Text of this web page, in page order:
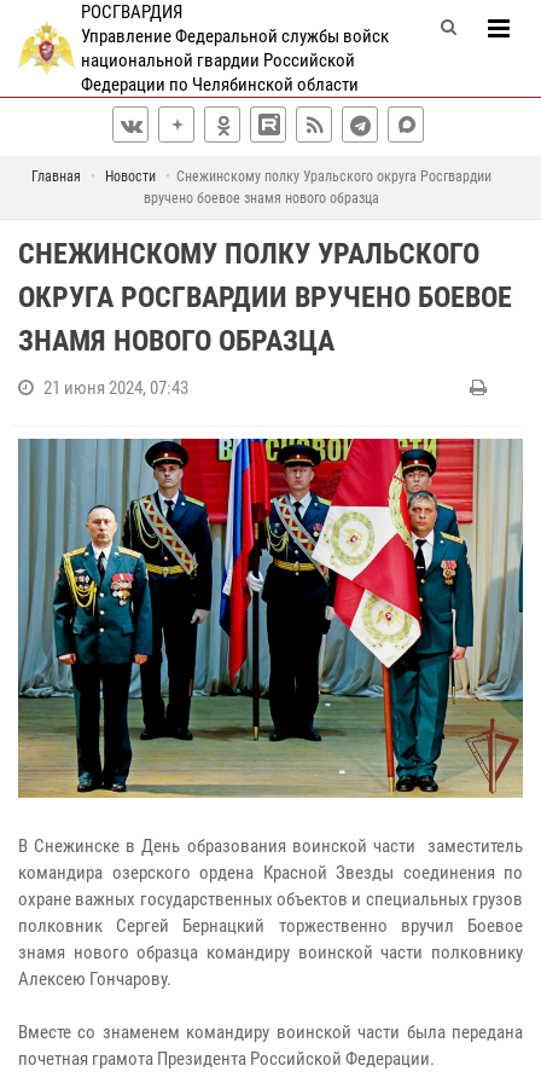
РОСГВАРДИЯ
Управление Федеральной службы войск
национальной гвардии Российской
Федерации по Челябинской области
Главная Новости
Снежинскому полку Уральского округа Росгвардии
вручено боевое знамя нового образца
СНЕЖИНСКОМУ ПОЛКУ УРАЛЬСКОГО
ОКРУГА РОСГВАРДИИ ВРУЧЕНО БОЕВОЕ
ЗНАМЯ НОВОГО ОБРАЗЦА
21 июня 2024, 07:43
В Снежинске в День образования воинской части заместитель
командира озерского ордена Красной Звезды соединения по
охране важных государственных объектов и специальных грузов
полковник Сергей Бернацкий торжественно вручил Боевое
знамя нового образца командиру воинской части полковнику
Алексею Гончарову.
Вместе со знаменем командиру воинской части была передана
почетная грамота Президента Российской Федерации.